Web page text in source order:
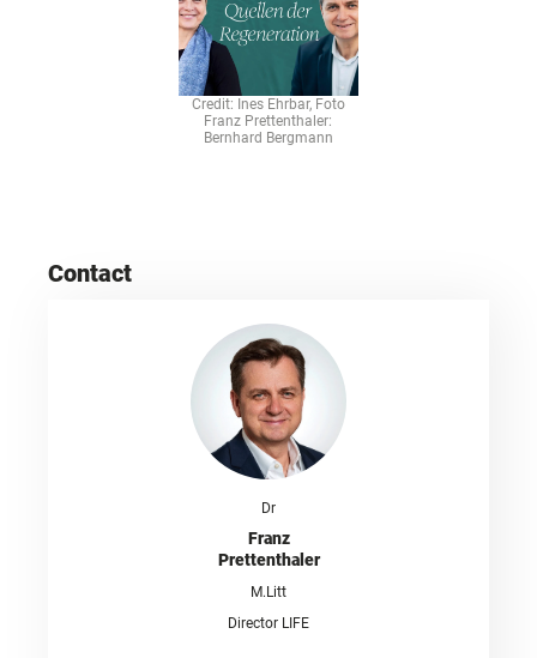
Credit: Ines Ehrbar, Foto
Franz Prettenthaler:
Bernhard Bergmann
Contact
Dr
Franz
Prettenthaler
M.Litt
Director LIFE